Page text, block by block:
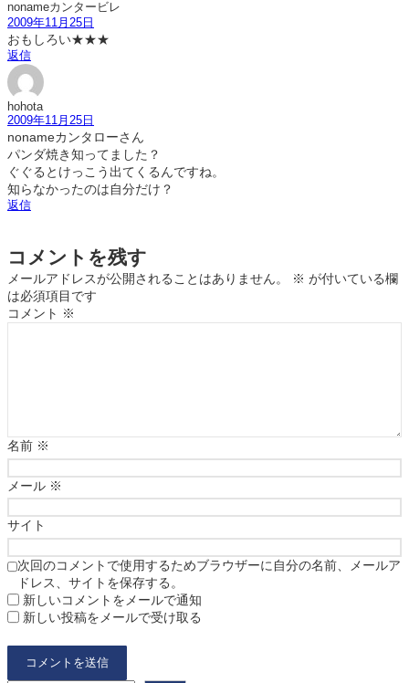
nonameカンタービレ
2009年11月25日
おもしろい★★★
返信
hohota
2009年11月25日
nonameカンタローさん
パンダ焼き知ってました？
ぐぐるとけっこう出てくるんですね。
知らなかったのは自分だけ？
返信
コメントを残す
メールアドレスが公開されることはありません。 ※ が付いている欄
は必須項目です
コメント ※
名前 ※
メール ※
サイト
次回のコメントで使用するためブラウザーに自分の名前、メールア
ドレス、サイトを保存する。
新しいコメントをメールで通知
新しい投稿をメールで受け取る